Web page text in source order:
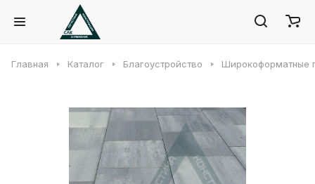
Главная Каталог Благоустройство Широкоформатные